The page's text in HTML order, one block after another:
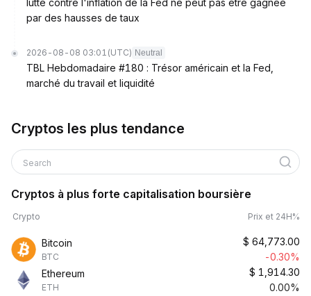
lutte contre l'inflation de la Fed ne peut pas être gagnée
par des hausses de taux
2026-08-08 03:01 (UTC) Neutral
TBL Hebdomadaire #180 : Trésor américain et la Fed,
marché du travail et liquidité
Cryptos les plus tendance
Search
Cryptos à plus forte capitalisation boursière
Crypto Prix et 24H%
Bitcoin
BTC
$ 64,773.00
-0.30%
Ethereum
ETH
$ 1,914.30
0.00%